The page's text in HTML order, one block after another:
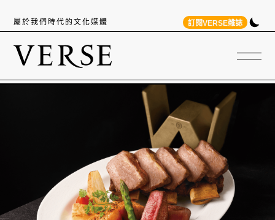
屬於我們時代的文化媒體 訂閱VERSE雜誌